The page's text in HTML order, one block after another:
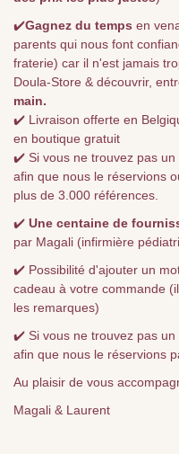
✔️Gagnez du temps en
parents qui nous font
fraterie) car il n'est jamais
Doula-Store & découvrir,
main.
✔️ Livraison offerte en
en boutique gratuit
✔️ Si vous ne trouvez pas
afin que nous le réservions
plus de 3.000 références.
✔️ Une centaine de
par Magali (infirmière
✔️ Possibilité d'ajouter un
cadeau à votre commande
les remarques)
✔️ Si vous ne trouvez pas
afin que nous le réservions
Au plaisir de vous
Magali & Laurent